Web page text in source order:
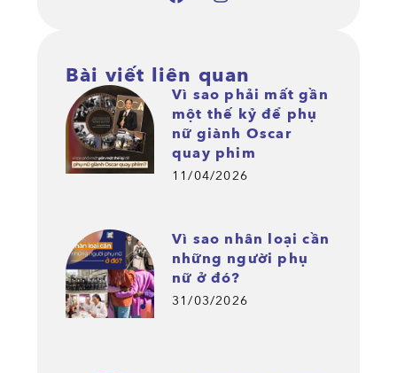
Bài viết liên quan
Vì sao phải mất gần
một thế kỷ để phụ
nữ giành Oscar
quay phim
11/04/2026
Vì sao nhân loại cần
những người phụ
nữ ở đó?
31/03/2026